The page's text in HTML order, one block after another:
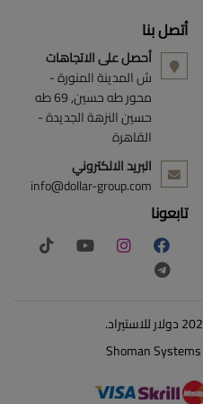
أتصل بنا
أحصل على الاتجاهات
ش المدينة المنورة -
محور طه حسين, 69 طه
حسين النزهة الجديدة -
القاهرة
البريد الالكتروني
info@dollar-group.com
تابعونا
Shoman Systems